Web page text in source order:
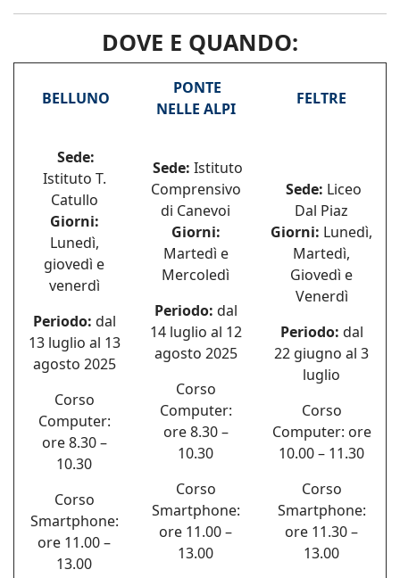
DOVE E QUANDO:
BELLUNO
PONTE
NELLE ALPI
FELTRE
Sede:
Istituto T.
Catullo
Giorni:
Lunedì,
giovedì e
venerdì
Periodo: dal
13 luglio al 13
agosto 2025
Corso
Computer:
ore 8.30 –
10.30
Corso
Smartphone:
ore 11.00 –
13.00
Sede: Istituto
Comprensivo
di Canevoi
Giorni:
Martedì e
Mercoledì
Periodo: dal
14 luglio al 12
agosto 2025
Corso
Computer:
ore 8.30 –
10.30
Corso
Smartphone:
ore 11.00 –
13.00
Sede: Liceo
Dal Piaz
Giorni: Lunedì,
Martedì,
Giovedì e
Venerdì
Periodo: dal
22 giugno al 3
luglio
Corso
Computer: ore
10.00 – 11.30
Corso
Smartphone:
ore 11.30 –
13.00